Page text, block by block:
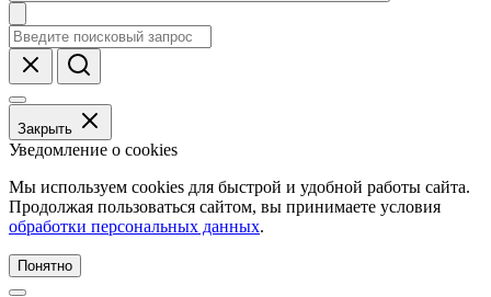
Закрыть
Уведомление о cookies
Мы используем cookies для быстрой и удобной работы сайта.
Продолжая пользоваться сайтом, вы принимаете условия
обработки персональных данных.
Понятно